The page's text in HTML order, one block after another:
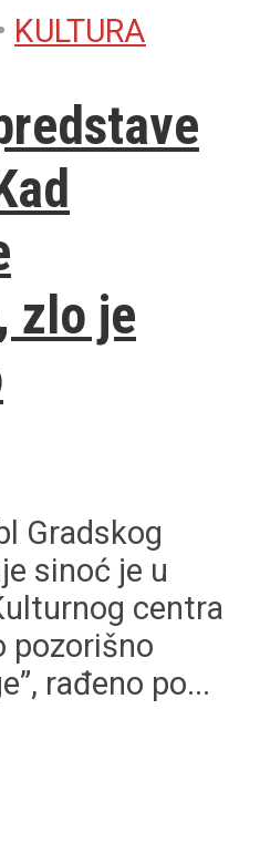
KULTURA
zlo je
Gradskog
sinoć je u
centra
pozorišno
rađeno po...